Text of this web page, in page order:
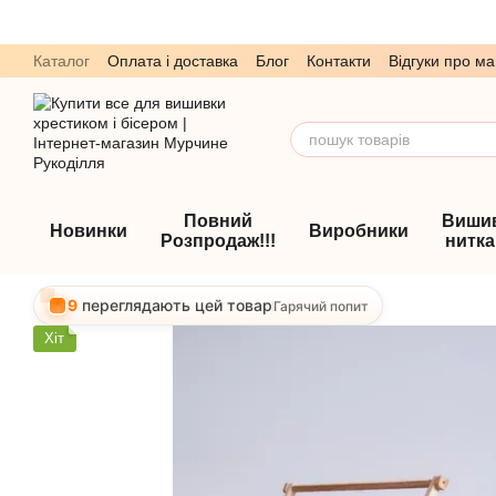
Каталог Оплата і доставка Блог Контакти
Відгуки про
Обмін та повернення
Угода користувача
Новинки
Повний
Розпродаж!!!
Виробники
9 переглядають цей товарГарячий попит
Хіт